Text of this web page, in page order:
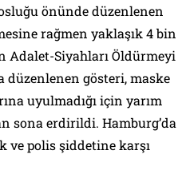
önünde düzenlenen
rağmen yaklaşık 4 bin
Adalet-Siyahları Öldürmeyi
düzenlenen gösteri, maske
uyulmadığı için yarım
sona erdirildi. Hamburg’da
ve polis şiddetine karşı